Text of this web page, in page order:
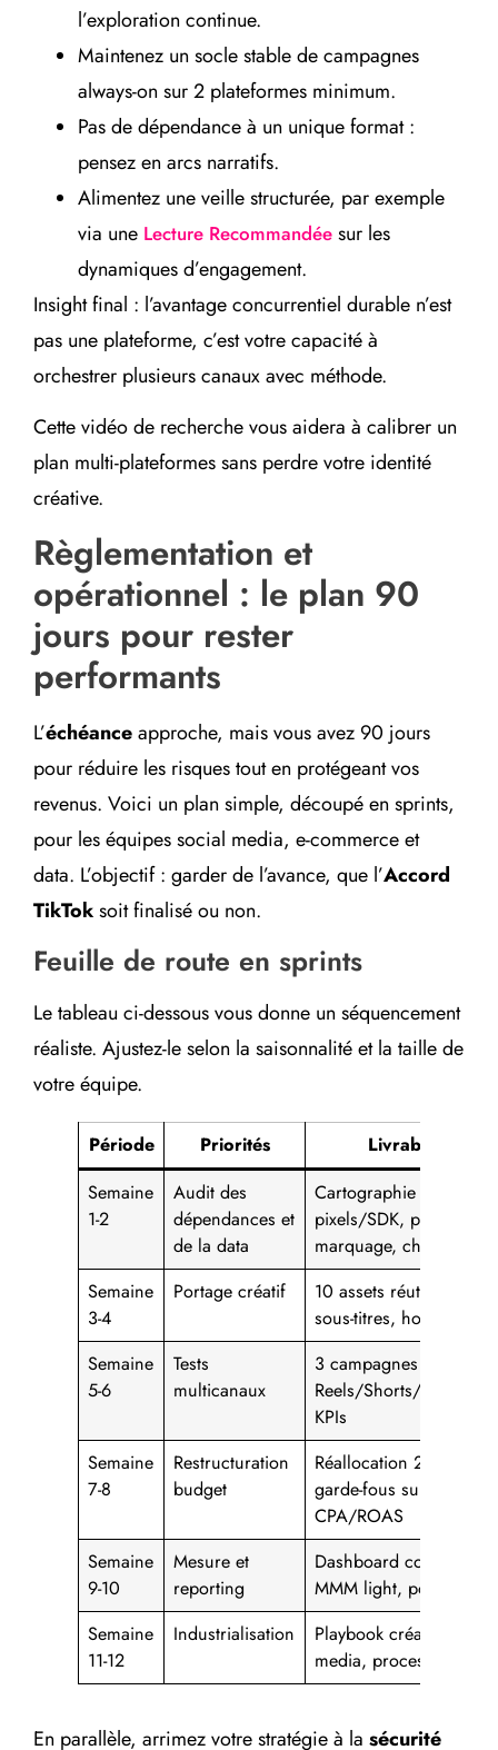
l’exploration continue.
Maintenez un socle stable de campagnes
always-on sur 2 plateformes minimum.
Pas de dépendance à un unique format :
pensez en arcs narratifs.
Alimentez une veille structurée, par exemple
via une Lecture Recommandée sur les
dynamiques d’engagement.
Insight final : l’avantage concurrentiel durable n’est
pas une plateforme, c’est votre capacité à
orchestrer plusieurs canaux avec méthode.
Cette vidéo de recherche vous aidera à calibrer un
plan multi-plateformes sans perdre votre identité
créative.
Règlementation et
opérationnel : le plan 90
jours pour rester
performants
L’échéanceapproche, mais vous avez 90 jours
pour réduire les risques tout en protégeant vos
revenus. Voici un plan simple, découpé en sprints,
pour les équipes social media, e-commerce et
data. L’objectif : garder de l’avance, que l’Accord
TikToksoit finalisé ou non.
Feuille de route en sprints
Le tableau ci-dessous vous donne un séquencement
réaliste. Ajustez-le selon la saisonnalité et la taille de
votre équipe.
Période Priorités
Livrables
Semaine
1-2
Audit des
dépendances et
de la data
Cartographie
pixels/SDK, plan de
marquage, check DPA
Semaine
3-4
Portage créatif
10 assets réutilisables,
sous-titres, hooks A/B
Semaine
5-6
Tests
multicanaux
3 campagnes test
Reels/Shorts/Spotlight,
KPIs
Semaine
7-8
Restructuration
budget
Réallocation 20 %,
garde-fous sur
CPA/ROAS
Semaine
9-10
Mesure et
reporting
Dashboard consolidé,
MMM light, post-test
Semaine
11-12
Industrialisation
Playbook créatif et
media, processus QA
En parallèle, arrimez votre stratégie à la sécurité